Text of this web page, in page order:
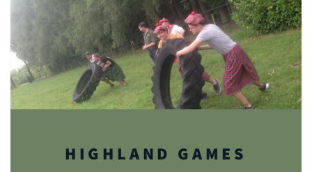
HIGHLAND GAMES